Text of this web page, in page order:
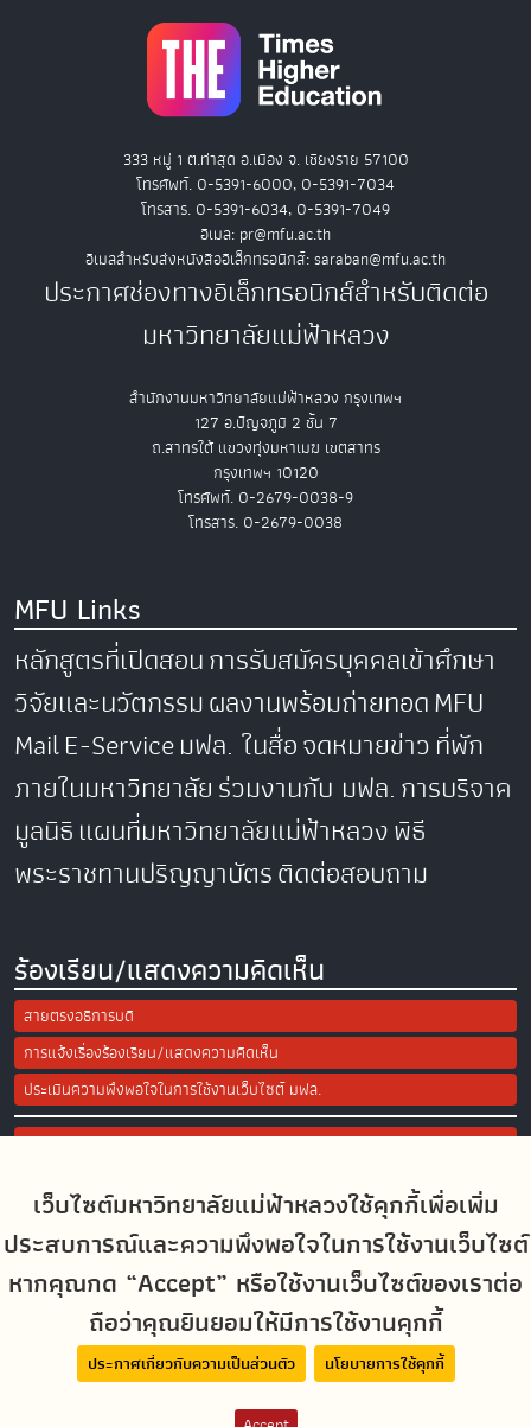
เว็บไซต์มหาวิทยาลัยแม่ฟ้าหลวงใช้คุกกี้เพื่อเพิ่ม
ประสบการณ์และความพึงพอใจในการใช้งานเว็บไซต์
หากคุณกด “Accept” หรือใช้งานเว็บไซต์ของเราต่อ
ถือว่าคุณยินยอมให้มีการใช้งานคุกกี้
ประกาศเกี่ยวกับความเป็นส่วนตัว นโยบายการใช้คุกกี้
333 หมู่ 1 ต.ท่าสุด อ.เมือง จ. เชียงราย 57100
โทรศัพท์. 0-5391-6000, 0-5391-7034
โทรสาร. 0-5391-6034, 0-5391-7049
อีเมล: pr@mfu.ac.th
อีเมลสำหรับส่งหนังสืออิเล็กทรอนิกส์: saraban@mfu.ac.th
ประกาศช่องทางอิเล็กทรอนิกส์สำหรับติดต่อ
มหาวิทยาลัยแม่ฟ้าหลวง
สำนักงานมหาวิทยาลัยแม่ฟ้าหลวง กรุงเทพฯ
127 อ.ปัญจภูมิ 2 ชั้น 7
ถ.สาทรใต้ แขวงทุ่งมหาเมฆ เขตสาทร
กรุงเทพฯ 10120
โทรศัพท์. 0-2679-0038-9
โทรสาร. 0-2679-0038
MFU Links
หลักสูตรที่เปิดสอนการรับสมัครบุคคลเข้าศึกษา
วิจัยและนวัตกรรมผลงานพร้อมถ่ายทอดMFU
MailE-Serviceมฟล. ในสื่อจดหมายข่าวที่พัก
ภายในมหาวิทยาลัยร่วมงานกับ มฟล.การบริจาค
มูลนิธิแผนที่มหาวิทยาลัยแม่ฟ้าหลวงพิธี
พระราชทานปริญญาบัตรติดต่อสอบถาม
ร้องเรียน/แสดงความคิดเห็น
สายตรงอธิการบดี
การแจ้งเรื่องร้องเรียน/แสดงความคิดเห็น
ประเมินความพึงพอใจในการใช้งานเว็บไซต์ มฟล.
Site Map
Social Media
MFUconnect